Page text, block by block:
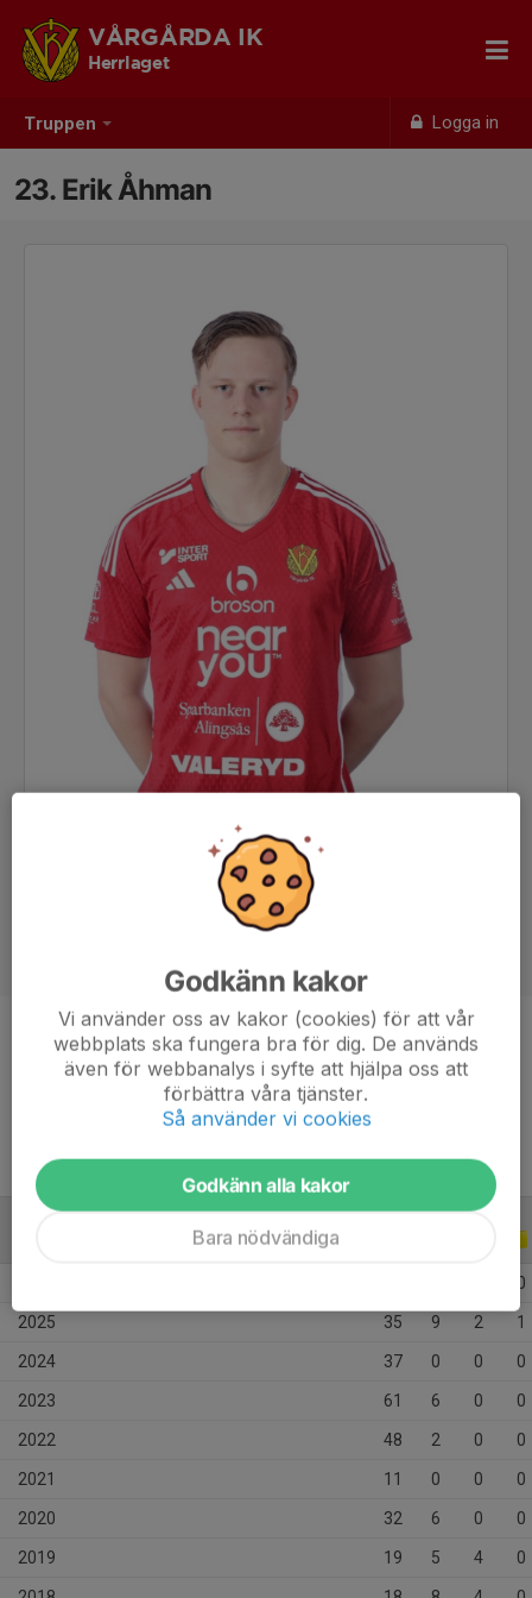
Truppen Logga in
VÅRGÅRDA IK
Herrlaget
23. Erik Åhman
Position
Forward
21 år
ALLA ÅR
0
2025 35 9 2 1
2024 37 0 0 0
2023 61 6 0 0
2022 48 2 0 0
2021 11 0 0 0
2020 32 6 0 0
2019 19 5 4 0
Godkänn kakor
Vi använder oss av kakor (cookies) för att vår
webbplats ska fungera bra för dig. De används
även för webbanalys i syfte att hjälpa oss att
förbättra våra tjänster.
Så använder vi cookies
Godkänn alla kakor
Bara nödvändiga